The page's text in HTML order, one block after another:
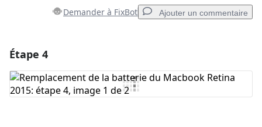
Demander à FixBot Ajouter un commentaire
Ajouter un commentaire
Étape 4